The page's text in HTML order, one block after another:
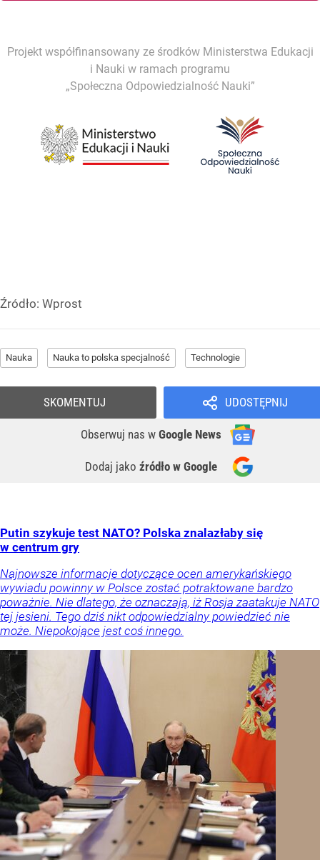
Projekt współfinansowany ze środków Ministerstwa Edukacji
i Nauki w ramach programu
„Społeczna Odpowiedzialność Nauki”
Źródło: Wprost
Nauka Nauka to polska specjalność Technologie
UDOSTĘPNIJ
Obserwuj nas w Google News
Dodaj jako źródło w Google
SKOMENTUJ
Putin szykuje test NATO? Polska znalazłaby się
w centrum gry
Najnowsze informacje dotyczące ocen amerykańskiego
wywiadu powinny w Polsce zostać potraktowane bardzo
poważnie. Nie dlatego, że oznaczają, iż Rosja zaatakuje NATO
tej jesieni. Tego dziś nikt odpowiedzialny powiedzieć nie
może. Niepokojące jest coś innego.